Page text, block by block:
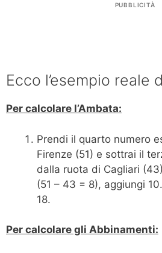
PUBBLICITÀ
Ecco l’esempio reale
Per calcolare l’Ambata:
Prendi il quarto numero
Firenze (51) e sottrai il
dalla ruota di Cagliari
(51 – 43 = 8), aggiungi
18.
Per calcolare gli Abbinamenti: